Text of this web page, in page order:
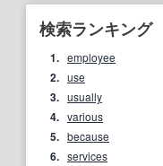
検索ランキング
1. employee
2. use
3. usually
4. various
5. because
6. services